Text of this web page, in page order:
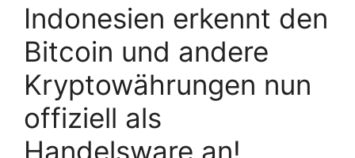
Indonesien erkennt den
Bitcoin und andere
Kryptowährungen nun
offiziell als
Handelsware an!